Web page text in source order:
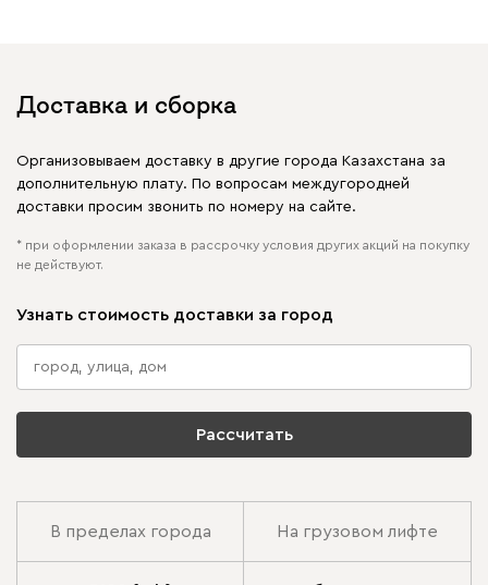
Доставка и сборка
Организовываем доставку в другие города Казахстана за
дополнительную плату. По вопросам междугородней
доставки просим звонить по номеру на сайте.
* при оформлении заказа в рассрочку условия других акций на покупку
не действуют.
Узнать стоимость доставки за город
Рассчитать
В пределах города На грузовом лифте